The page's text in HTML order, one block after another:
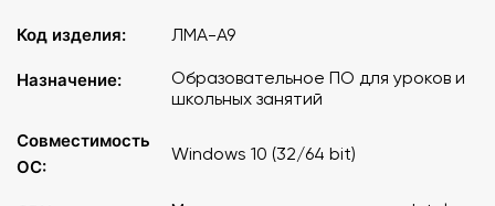
Код изделия: ЛМА-А9
Назначение:
Образовательное ПО для уроков и
школьных занятий
Совместимость
ОС:
Windows 10 (32/64 bit)